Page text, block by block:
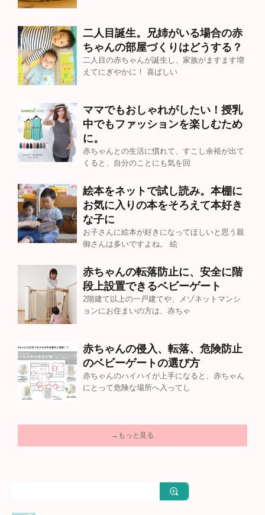
二人目誕生。兄姉がいる場合の赤
ちゃんの部屋づくりはどうする？
二人目の赤ちゃんが誕生し、家族がますます増
えてにぎやかに！ 喜ばしい
ママでもおしゃれがしたい！授乳
中でもファッションを楽しむため
に。
赤ちゃんとの生活に慣れて、すこし余裕が出て
くると、自分のことにも気を回
絵本をネットで試し読み。本棚に
お気に入りの本をそろえて本好き
な子に
お子さんに絵本が好きになってほしいと思う親
御さんは多いですよね。 絵
赤ちゃんの転落防止に、安全に階
段上設置できるベビーゲート
2階建て以上の一戸建てや、メゾネットマンシ
ョンにお住まいの方は、赤ちゃ
赤ちゃんの侵入、転落、危険防止
のベビーゲートの選び方
赤ちゃんのハイハイが上手になると、赤ちゃん
にとって危険な場所へ入ってし
→もっと見る